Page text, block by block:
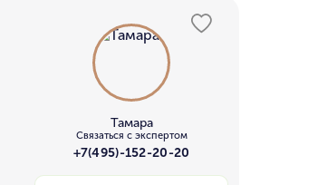
Тамара
Связаться с экспертом
+7(495)-152-20-20